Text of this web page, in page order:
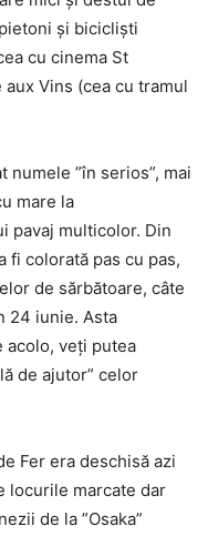
și bicicliști
cu cinema St
Vins (cea cu tramul
numele ”în serios”, mai
mare la
pavaj multicolor. Din
fi colorată pas cu pas,
de sărbătoare, câte
24 iunie. Asta
acolo, veți putea
de ajutor” celor
Fer era deschisă azi
locurile marcate dar
de la ”Osaka”